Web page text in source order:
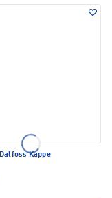
Dalfoss Kappe